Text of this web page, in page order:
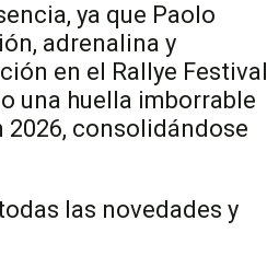
ya que Paolo
adrenalina y
en el Rallye Festival
una huella imborrable
2026, consolidándose
las novedades y